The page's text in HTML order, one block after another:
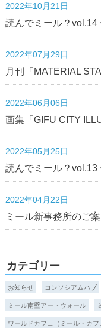
2022年10月21日
読んでミール？vol.14
2022年07月29日
月刊「MATERIAL
2022年06月06日
画集「GIFU CITY
2022年05月25日
読んでミール？vol.13
2022年04月22日
ミール新事務所のご
カテゴリー
お知らせ コンソシアムハブ
ミール南壁アートウォール
ワールドカフェ（ミール・カフ